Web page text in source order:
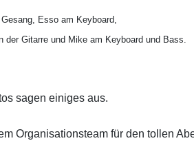
Esso am Keyboard,
der Gitarre und Mike am Keyboard und Bass.
sagen einiges aus.
Organisationsteam für den tollen